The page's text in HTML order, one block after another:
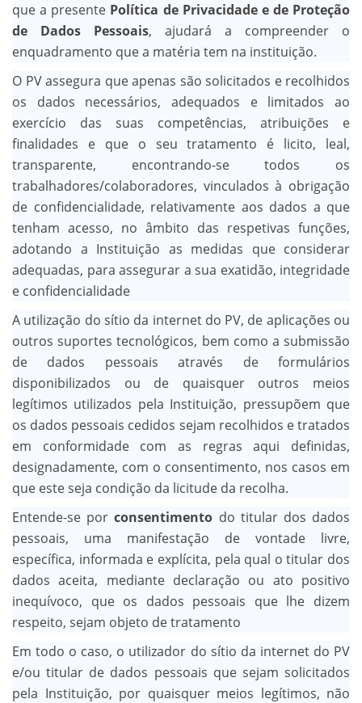
que a presente Política de Privacidade e de Proteção
de Dados Pessoais, ajudará a compreender o
enquadramento que a matéria tem na instituição.
O PV assegura que apenas são solicitados e recolhidos
os dados necessários, adequados e limitados ao
exercício das suas competências, atribuições e
finalidades e que o seu tratamento é licito, leal,
transparente, encontrando-se todos os
trabalhadores/colaboradores, vinculados à obrigação
de confidencialidade, relativamente aos dados a que
tenham acesso, no âmbito das respetivas funções,
adotando a Instituição as medidas que considerar
adequadas, para assegurar a sua exatidão, integridade
e confidencialidade
A utilização do sítio da internet do PV, de aplicações ou
outros suportes tecnológicos, bem como a submissão
de dados pessoais através de formulários
disponibilizados ou de quaisquer outros meios
legítimos utilizados pela Instituição, pressupõem que
os dados pessoais cedidos sejam recolhidos e tratados
em conformidade com as regras aqui definidas,
designadamente, com o consentimento, nos casos em
que este seja condição da licitude da recolha.
Entende-se porconsentimento do titular dos dados
pessoais, uma manifestação de vontade livre,
específica, informada e explícita, pela qual o titular dos
dados aceita, mediante declaração ou ato positivo
inequívoco, que os dados pessoais que lhe dizem
respeito, sejam objeto de tratamento
Em todo o caso, o utilizador do sítio da internet do PV
e/ou titular de dados pessoais que sejam solicitados
pela Instituição, por quaisquer meios legítimos, não